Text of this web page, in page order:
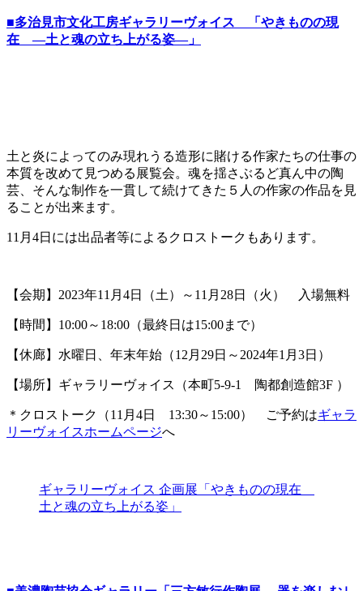
■多治見市文化工房ギャラリーヴォイス 「やきものの現
在 ―土と魂の立ち上がる姿―」
土と炎によってのみ現れうる造形に賭ける作家たちの仕事の
本質を改めて見つめる展覧会。魂を揺さぶるど真ん中の陶
芸、そんな制作を一貫して続けてきた５人の作家の作品を見
ることが出来ます。
11月4日には出品者等によるクロストークもあります。
【会期】2023年11月4日（土）～11月28日（火） 入場無料
【時間】10:00～18:00（最終日は15:00まで）
【休廊】水曜日、年末年始（12月29日～2024年1月3日）
【場所】ギャラリーヴォイス（本町5-9-1 陶都創造館3F ）
＊クロストーク（11月4日 13:30～15:00） ご予約はギャラ
リーヴォイスホームページへ
ギャラリーヴォイス 企画展「やきものの現在
土と魂の立ち上がる姿」